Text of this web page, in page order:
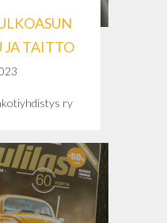
JA TAITTO
ry